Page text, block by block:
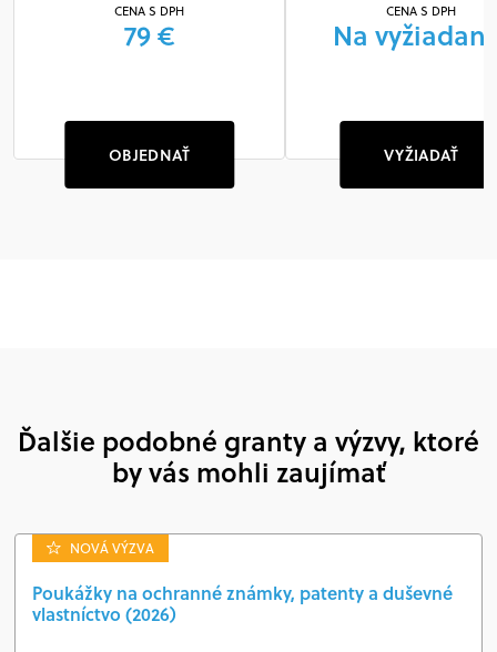
CENA S DPH
79 €
OBJEDNAŤ
CENA S DPH
Na
VYŽIADAŤ
Ďalšie podobné granty a výzvy, ktoré
by vás mohli zaujímať
NOVÁ VÝZVA
Poukážky na ochranné známky, patenty a duševné
vlastníctvo (2026)